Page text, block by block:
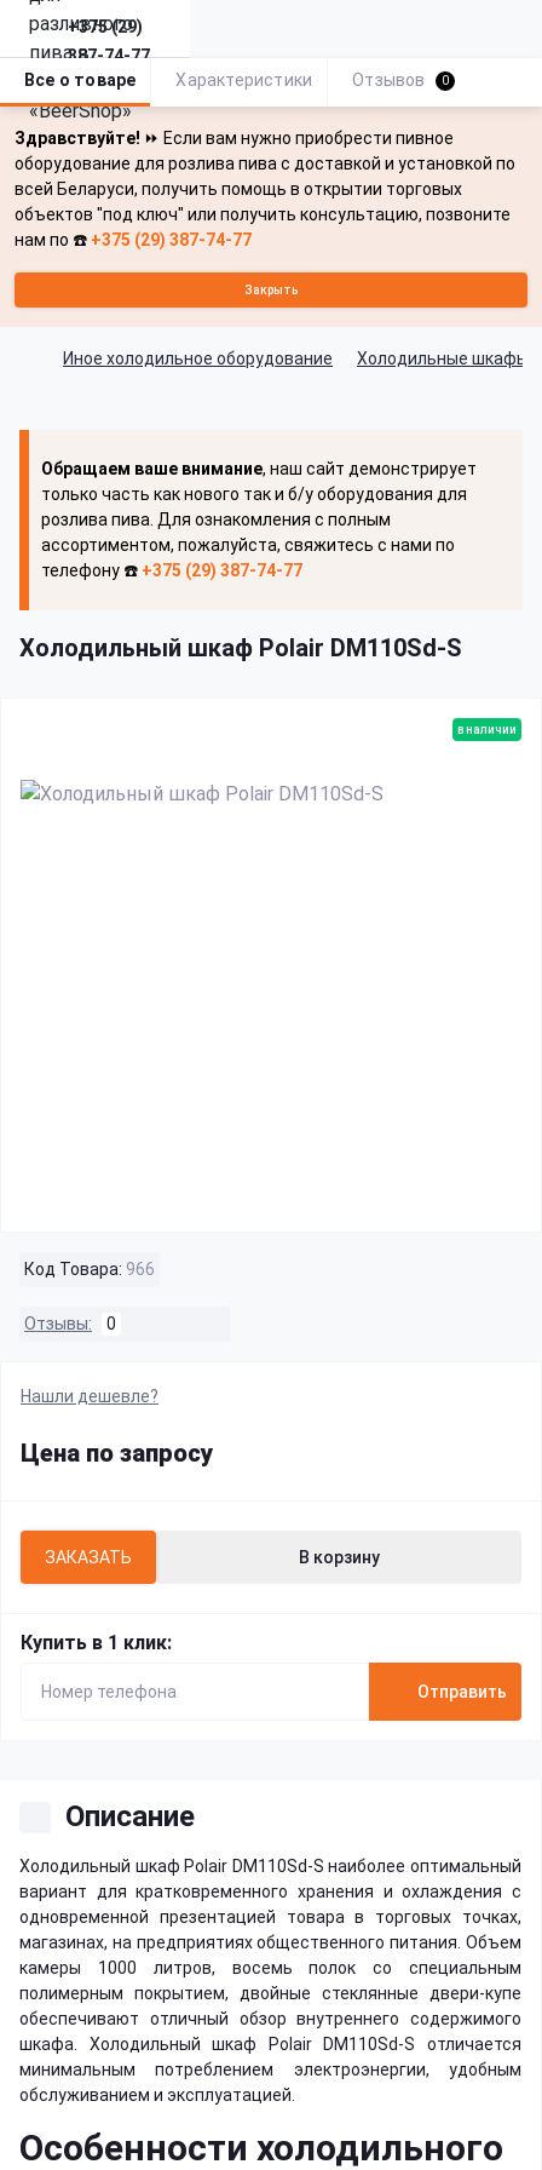
Здравствуйте! ⏩ Если вам нужно приобрести пивное
оборудование для розлива пива с доставкой и установкой по
всей Беларуси, получить помощь в открытии торговых
объектов "под ключ" или получить консультацию, позвоните
нам по ☎️ +375 (29) 387-74-77
Закрыть
+375 (29)
387-74-77
Иное холодильное оборудование Холодильные шкафы
Обращаем ваше внимание, наш сайт демонстрирует
только часть как нового так и б/у оборудования для
розлива пива. Для ознакомления с полным
ассортиментом, пожалуйста, свяжитесь с нами по
телефону ☎️ +375 (29) 387-74-77
Холодильный шкаф Polair DM110Sd-S
Все о товаре Характеристики Отзывов 0
в наличии
Код Товара: 966
Отзывы: 0
Нашли дешевле?
Цена по запросу
ЗАКАЗАТЬ В корзину
Купить в 1 клик:
Отправить
Описание
Холодильный шкаф Polair DM110Sd-S наиболее оптимальный
вариант для кратковременного хранения и охлаждения с
одновременной презентацией товара в торговых точках,
магазинах, на предприятиях общественного питания. Объем
камеры 1000 литров, восемь полок со специальным
полимерным покрытием, двойные стеклянные двери-купе
обеспечивают отличный обзор внутреннего содержимого
шкафа. Холодильный шкаф Polair DM110Sd-S отличается
минимальным потреблением электроэнергии, удобным
обслуживанием и эксплуатацией.
Особенности холодильного